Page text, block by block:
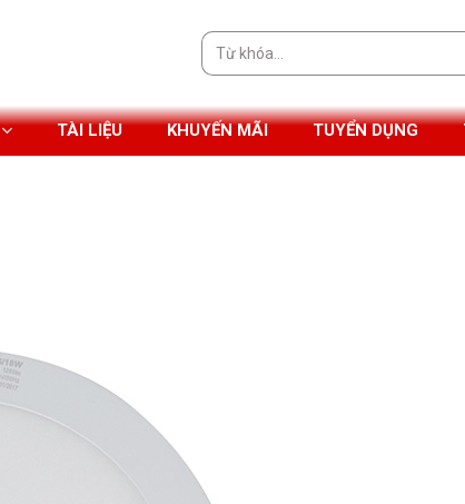
Tìm
kiếm:
TÀI LIỆU KHUYẾN MÃI TUYỂN DỤNG